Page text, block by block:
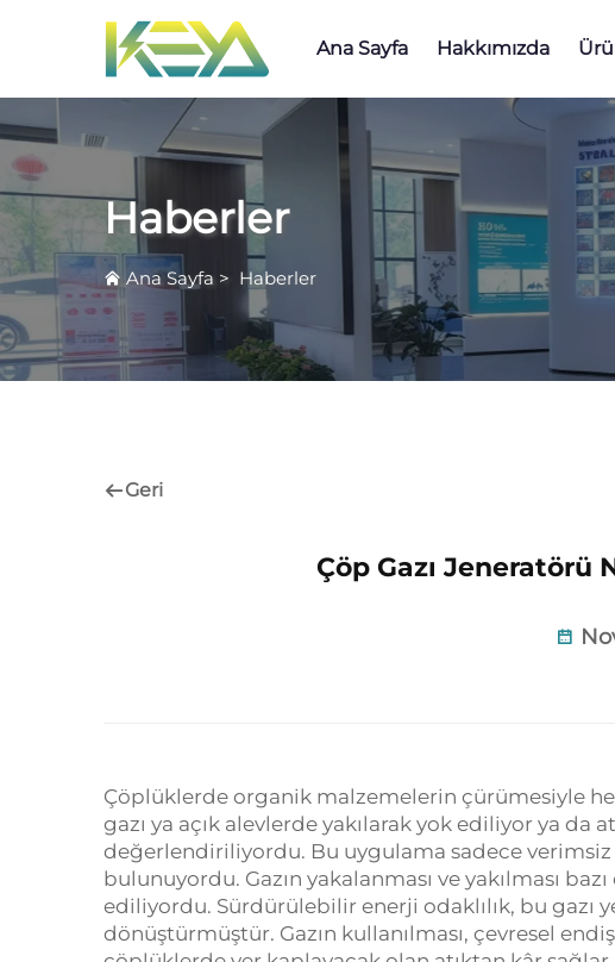
Ana Sayfa Hakkımızda
Haberler
Ana Sayfa > Haberler
Geri
Çöp Gazı Jeneratörü
Çöplüklerde organik malzemelerin çürümesiyle
gazı ya açık alevlerde yakılarak yok ediliyor ya
değerlendiriliyordu. Bu uygulama sadece verimsiz
bulunuyordu. Gazın yakalanması ve yakılması
ediliyordu. Sürdürülebilir enerji odaklılık, bu gazı
dönüştürmüştür. Gazın kullanılması, çevresel